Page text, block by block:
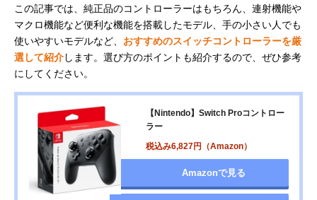
この記事では、純正品のコントローラーはもちろん、連射機能や
マクロ機能など便利な機能を搭載したモデル、手の小さい人でも
使いやすいモデルなど、 おすすめのスイッチコントローラーを厳
選して紹介します。選び方のポイントも紹介するので、ぜひ参考
にしてください。
【Nintendo】Switch Proコントロー
ラー
税込み6,827円（Amazon）
Amazonで見る